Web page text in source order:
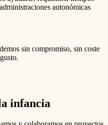
autonómicas
sin compromiso, sin coste
infancia